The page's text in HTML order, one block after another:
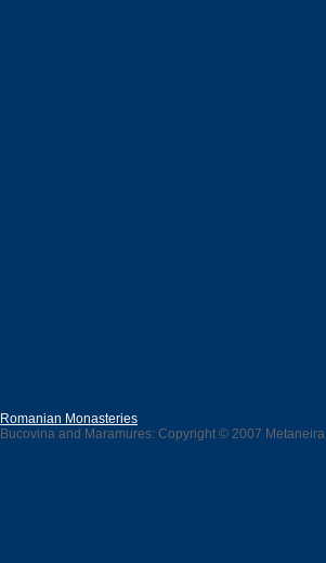
Romanian Monasteries
Bucovina and Maramures: Copyright © 2007 Metaneira